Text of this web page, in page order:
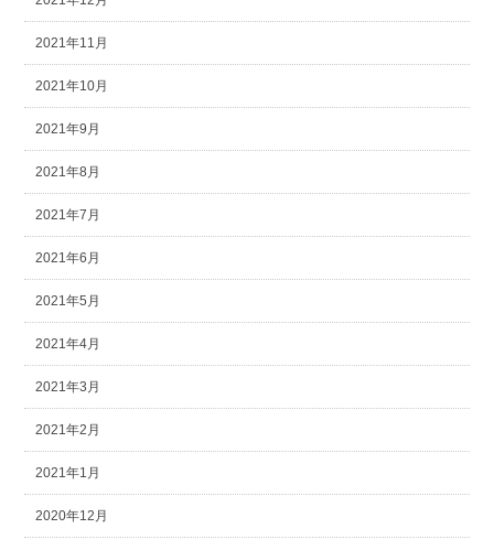
2021年11月
2021年10月
2021年9月
2021年8月
2021年7月
2021年6月
2021年5月
2021年4月
2021年3月
2021年2月
2021年1月
2020年12月